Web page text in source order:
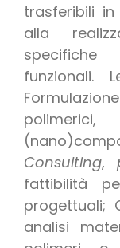
trasferibili
alla
funzionali.
Consulting,
fattibilità
progettuali;
analisi